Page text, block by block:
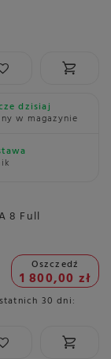
dzisiaj
w magazynie
8 Full
Oszczedź
1 800,00 zł
30 dni: